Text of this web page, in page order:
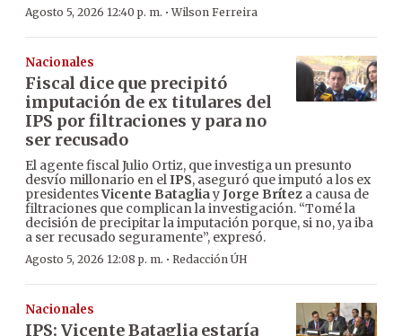
Agosto 5, 2026 12:40 p. m. ·Wilson Ferreira
Nacionales
Fiscal dice que precipitó
imputación de ex titulares del
IPS por filtraciones y para no
ser recusado
El agente fiscal Julio Ortiz, que investiga un presunto
desvío millonario en elIPS, aseguró que imputó a los ex
presidentesVicente BatagliayJorge Brítez a causa de
filtraciones que complican la investigación. “Tomé la
decisión de precipitar la imputación porque, si no, ya iba
a ser recusado seguramente”, expresó.
Agosto 5, 2026 12:08 p. m. · Redacción ÚH
Nacionales
IPS: Vicente Bataglia estaría